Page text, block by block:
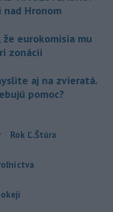
nad Hronom
eurokomisia mu
zonácii
aj na zvieratá.
pomoc?
Rok Ľ.Štúra